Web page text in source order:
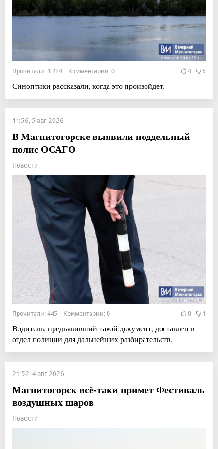
Прочитали: 1 224 Комментарии: 0 4 5
Синоптики рассказали, когда это произойдет.
11:56, 5 авг 2026
В Магнитогорске выявили поддельный
полис ОСАГО
Новости
Прочитали: 445 Комментарии: 0 0 1
Водитель, предъявивший такой документ, доставлен в
отдел полиции для дальнейших разбирательств.
21:52, 4 авг 2026
Магнитогорск всё-таки примет Фестиваль
воздушных шаров
Новости